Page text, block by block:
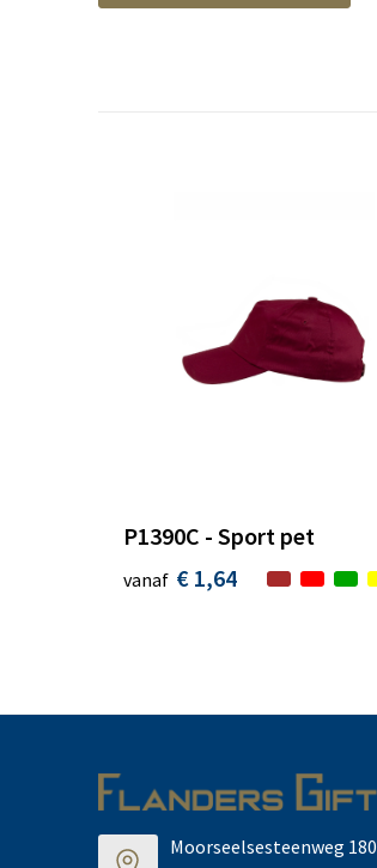
P1390C - Sport pet
vanaf € 1,64
Moorseelsesteenweg 180